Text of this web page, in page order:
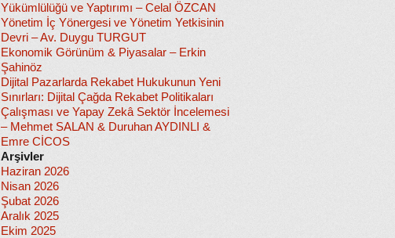
Yükümlülüğü ve Yaptırımı – Celal ÖZCAN
Yönetim İç Yönergesi ve Yönetim Yetkisinin
Devri – Av. Duygu TURGUT
Ekonomik Görünüm & Piyasalar – Erkin
Şahinöz
Dijital Pazarlarda Rekabet Hukukunun Yeni
Sınırları: Dijital Çağda Rekabet Politikaları
Çalışması ve Yapay Zekâ Sektör İncelemesi
– Mehmet SALAN & Duruhan AYDINLI &
Emre CİCOS
Arşivler
Haziran 2026
Nisan 2026
Şubat 2026
Aralık 2025
Ekim 2025